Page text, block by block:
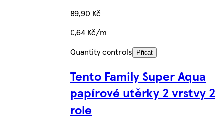
89,90 Kč
0,64 Kč/m
Quantity controls
Přidat
Tento Family Super Aqua
papírové utěrky 2 vrstvy 2
role